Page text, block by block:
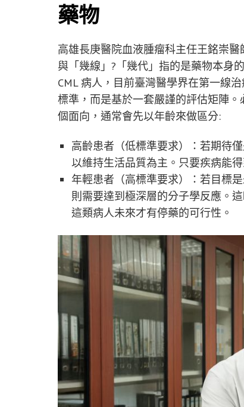
藥物
高雄長庚醫院血液腫瘤科主任王銘崇醫
與「幾線」?「幾代」指的是藥物本身
CML 病人，目前臺灣醫學界在第一線
標準，而是基於一套嚴謹的評估矩陣
個面向，通常會先以年齡來做區分:
高齡患者（低標準要求）：若期待
以維持生活品質為主。只要疾病能
年輕患者（高標準要求）：若目標是
則需要達到極深層的分子學反應。
這類病人未來才有停藥的可行性。